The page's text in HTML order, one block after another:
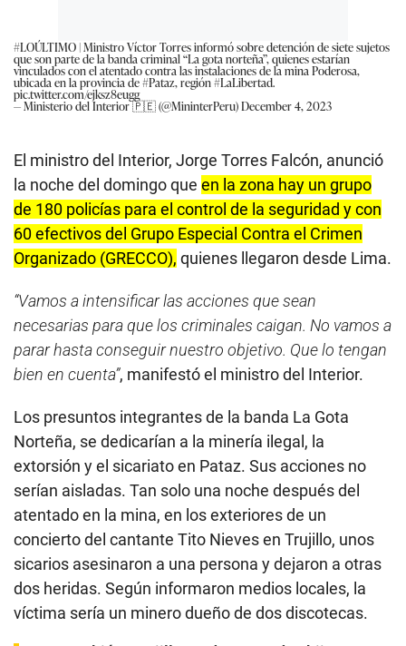
#LOÚLTIMO | Ministro Víctor Torres informó sobre detención de siete sujetos
que son parte de la banda criminal “La gota norteña”, quienes estarían
vinculados con el atentado contra las instalaciones de la mina Poderosa,
ubicada en la provincia de#Pataz, región#LaLibertad.
pic.twitter.com/ejksz8eugg
— Ministerio del Interior 🇵🇪 (@MininterPeru)December 4, 2023
El ministro del Interior, Jorge Torres Falcón, anunció
la noche del domingo que en la zona hay un grupo
de 180 policías para el control de la seguridad y con
60 efectivos del Grupo Especial Contra el Crimen
Organizado (GRECCO), quienes llegaron desde Lima.
“Vamos a intensificar las acciones que sean
necesarias para que los criminales caigan. No vamos a
parar hasta conseguir nuestro objetivo. Que lo tengan
bien en cuenta”, manifestó el ministro del Interior.
Los presuntos integrantes de la banda La Gota
Norteña, se dedicarían a la minería ilegal, la
extorsión y el sicariato en Pataz. Sus acciones no
serían aisladas. Tan solo una noche después del
atentado en la mina, en los exteriores de un
concierto del cantante Tito Nieves en Trujillo, unos
sicarios asesinaron a una persona y dejaron a otras
dos heridas. Según informaron medios locales, la
víctima sería un minero dueño de dos discotecas.